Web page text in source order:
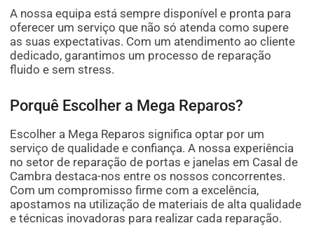
A nossa equipa está sempre disponível e pronta para
oferecer um serviço que não só atenda como supere
as suas expectativas. Com um atendimento ao cliente
dedicado, garantimos um processo de reparação
fluido e sem stress.
Porquê Escolher a Mega Reparos?
Escolher a Mega Reparos significa optar por um
serviço de qualidade e confiança. A nossa experiência
no setor de reparação de portas e janelas em Casal de
Cambra destaca-nos entre os nossos concorrentes.
Com um compromisso firme com a excelência,
apostamos na utilização de materiais de alta qualidade
e técnicas inovadoras para realizar cada reparação.